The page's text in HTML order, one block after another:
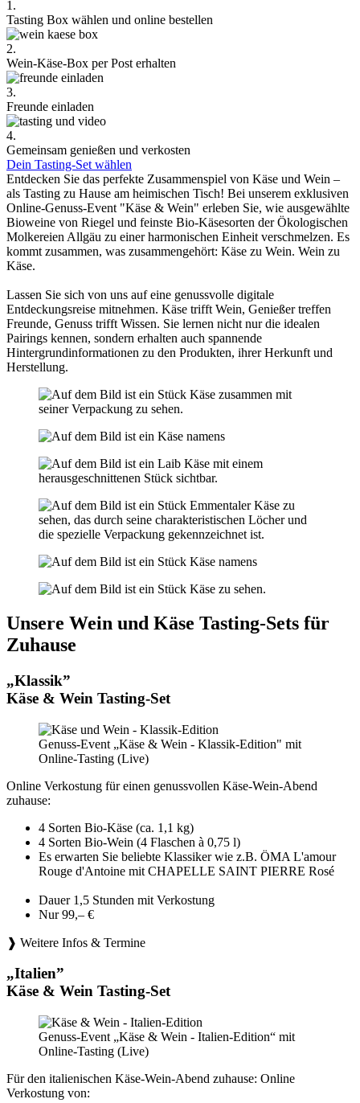
1.
Tasting Box wählen und online bestellen
2.
Wein-Käse-Box per Post erhalten
3.
Freunde einladen
4.
Gemeinsam genießen und verkosten
Dein Tasting-Set wählen
Entdecken Sie das perfekte Zusammenspiel von Käse und Wein –
als Tasting zu Hause am heimischen Tisch! Bei unserem exklusiven
Online-Genuss-Event "Käse & Wein" erleben Sie, wie ausgewählte
Bioweine von Riegel und feinste Bio-Käsesorten der Ökologischen
Molkereien Allgäu zu einer harmonischen Einheit verschmelzen. Es
kommt zusammen, was zusammengehört: Käse zu Wein. Wein zu
Käse.
Lassen Sie sich von uns auf eine genussvolle digitale
Entdeckungsreise mitnehmen. Käse trifft Wein, Genießer treffen
Freunde, Genuss trifft Wissen. Sie lernen nicht nur die idealen
Pairings kennen, sondern erhalten auch spannende
Hintergrundinformationen zu den Produkten, ihrer Herkunft und
Herstellung.
Unsere Wein und Käse Tasting-Sets für
Zuhause
„Klassik”
Käse & Wein Tasting-Set
Genuss-Event „Käse & Wein - Klassik-Edition" mit
Online-Tasting (Live)
Online Verkostung für einen genussvollen Käse-Wein-Abend
zuhause:
4 Sorten Bio-Käse (ca. 1,1 kg)
4 Sorten Bio-Wein (4 Flaschen à 0,75 l)
Es erwarten Sie beliebte Klassiker wie z.B. ÖMA L'amour
Rouge d'Antoine mit CHAPELLE SAINT PIERRE Rosé
Dauer 1,5 Stunden mit Verkostung
Nur 99,– €
❱ Weitere Infos & Termine
„Italien”
Käse & Wein Tasting-Set
Genuss-Event „Käse & Wein - Italien-Edition“ mit
Online-Tasting (Live)
Für den italienischen Käse-Wein-Abend zuhause: Online
Verkostung von: